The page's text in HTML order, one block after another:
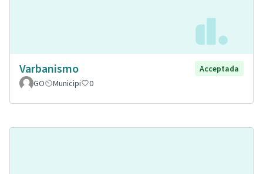
Varbanismo
Acceptada
GO
Municipi 0